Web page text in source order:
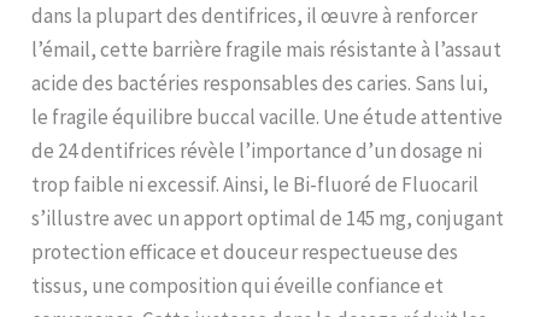
dans la plupart des dentifrices, il œuvre à renforcer
l’émail, cette barrière fragile mais résistante à l’assaut
acide des bactéries responsables des caries. Sans lui,
le fragile équilibre buccal vacille. Une étude attentive
de 24 dentifrices révèle l’importance d’un dosage ni
trop faible ni excessif. Ainsi, le Bi-fluoré de Fluocaril
s’illustre avec un apport optimal de 145 mg, conjugant
protection efficace et douceur respectueuse des
tissus, une composition qui éveille confiance et